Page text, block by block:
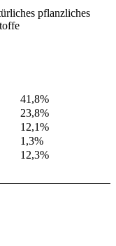
pflanzliches
41,8%
23,8%
12,1%
1,3%
12,3%